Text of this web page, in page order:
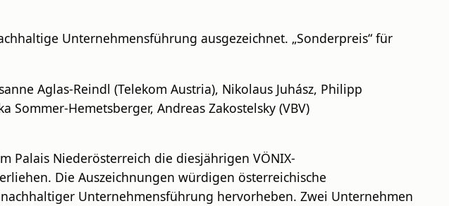
Unternehmensführung ausgezeichnet. „Sonderpreis“ für
Aglas-Reindl (Telekom Austria), Nikolaus Juhász, Philipp
Sommer-Hemetsberger, Andreas Zakostelsky (VBV)
Palais Niederösterreich die diesjährigen VÖNIX-
Die Auszeichnungen würdigen österreichische
Unternehmensführung hervorheben. Zwei Unternehmen